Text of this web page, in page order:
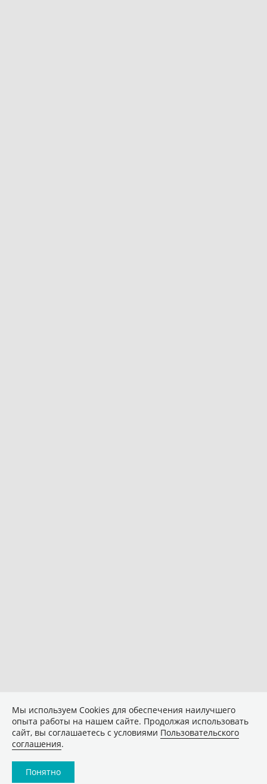
Мы используем Сookies для обеспечения наилучшего
опыта работы на нашем сайте. Продолжая использовать
сайт, вы соглашаетесь с условиями Пользовательского
соглашения.
Понятно